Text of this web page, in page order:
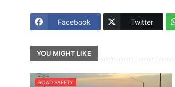
Facebook Twitter
YOU MIGHT LIKE
ROAD SAFETY